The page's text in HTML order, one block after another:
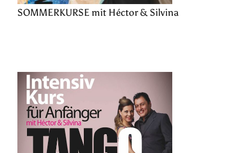
SOMMERKURSE mit Héctor & Silvina